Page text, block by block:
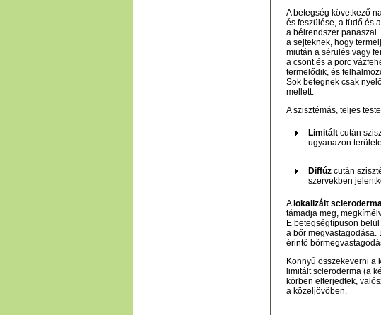
A betegség következő
és feszülése, a tüdő és
a bélrendszer
a sejteknek, hogy
miután a sérülés vagy
a csont és a porc
termelődik, és
Sok betegnek csak
mellett.
A szisztémás, teljes
Limitáltcután
ugyanazon
Diffúzcután
szervekben
Alokalizált scleroderma
támadja meg,
E betegségtípuson
a bőr megvastagodása.
érintő
Könnyű összekeverni a
limitált scleroderma (a
körben elterjedtek,
a közeljövőben.